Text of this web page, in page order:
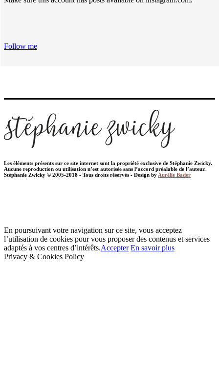
Follow me
Les éléments présents sur ce site internet sont la propriété exclusive de Stéphanie Zwicky.
Aucune reproduction ou utilisation n’est autorisée sans l’accord préalable de l’auteur.
Stéphanie Zwicky © 2005-2018 - Tous droits réservés - Design byAurélie Bader
En poursuivant votre navigation sur ce site, vous acceptez
l’utilisation de cookies pour vous proposer des contenus et services
adaptés à vos centres d’intérêts.Accepter En savoir plus
Privacy & Cookies Policy